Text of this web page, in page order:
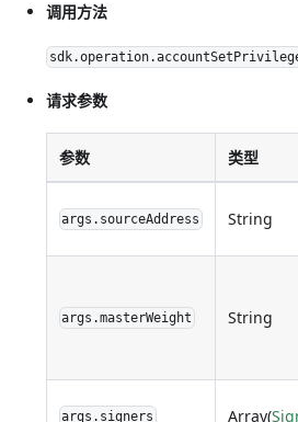
调用方法
请求参数
参数 类型
args.sourceAddress String
args.masterWeight String
args.signers Array(